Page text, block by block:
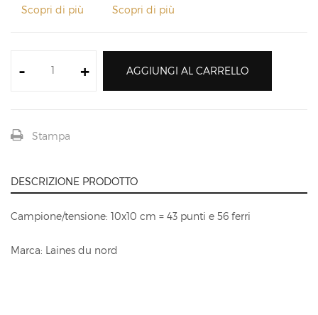
Scopri di più Scopri di più
- + AGGIUNGI AL CARRELLO
Stampa
DESCRIZIONE PRODOTTO
Campione/tensione: 10x10 cm = 43 punti e 56 ferri
Marca: Laines du nord